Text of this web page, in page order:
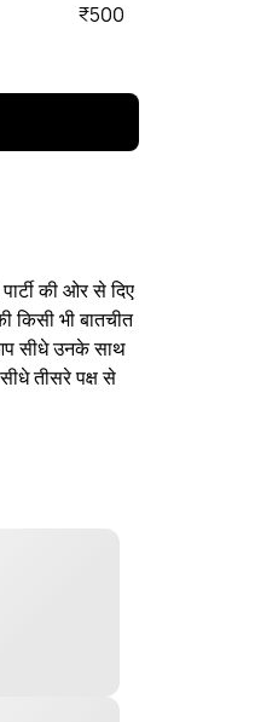
₹500
की ओर से दिए
किसी भी बातचीत
सीधे उनके साथ
तीसरे पक्ष से